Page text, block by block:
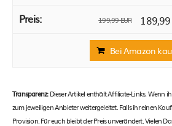
199,99 EUR
Bei Amazon
Transparenz:Dieser Artikel enthält Affiliate-Links. Wenn
zum jeweiligen Anbieter weitergeleitet. Falls ihr einen
Provision. Für euch bleibt der Preis unverändert. Vielen